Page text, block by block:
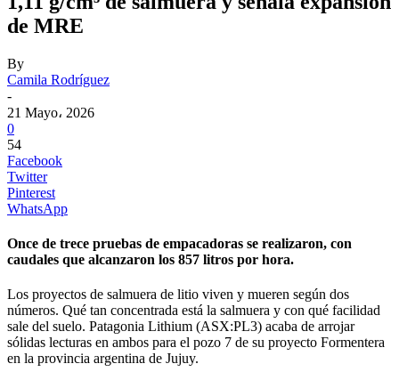
de MRE
By
Camila Rodríguez
-
21 Mayo، 2026
0
54
Facebook
Twitter
Pinterest
WhatsApp
Once de trece pruebas de empacadoras se realizaron, con
caudales que alcanzaron los 857 litros por hora.
Los proyectos de salmuera de litio viven y mueren según dos
números. Qué tan concentrada está la salmuera y con qué facilidad
sale del suelo. Patagonia Lithium (ASX:PL3) acaba de arrojar
sólidas lecturas en ambos para el pozo 7 de su proyecto Formentera
en la provincia argentina de Jujuy.